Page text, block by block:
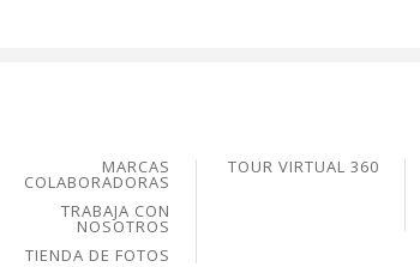
MARCAS
COLABORADORAS
TRABAJA CON
NOSOTROS
TIENDA DE FOTOS
TOUR VIRTUAL 360